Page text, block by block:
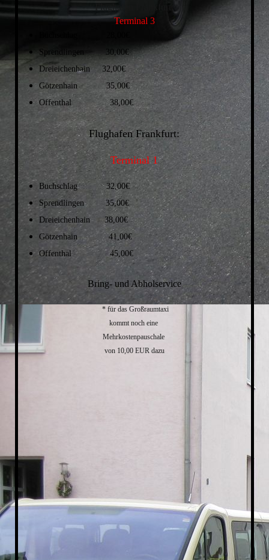
Flughafen Frankfurt:
Terminal 3
Sprendlingen 30,00€
Dreieichenhain 32,00€
Götzenhain 35,00€
Offenthal 38,00€
Flughafen Frankfurt:
Terminal 1
Buchschlag 32,00€
Sprendlingen 35,00€
Dreieichenhain 38,00€
Götzenhain 41,00€
Offenthal 45,00€
Bring- und Abholservice
* für das Großraumtaxi
kommt noch eine
Mehrkostenpauschale
von 10,00 EUR dazu